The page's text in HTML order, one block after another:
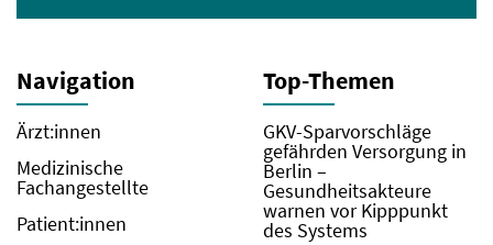
Navigation
Ärzt:innen
Medizinische
Fachangestellte
Patient:innen
Top-Themen
GKV-Sparvorschläge
gefährden Versorgung in
Berlin –
Gesundheitsakteure
warnen vor Kipppunkt
des Systems